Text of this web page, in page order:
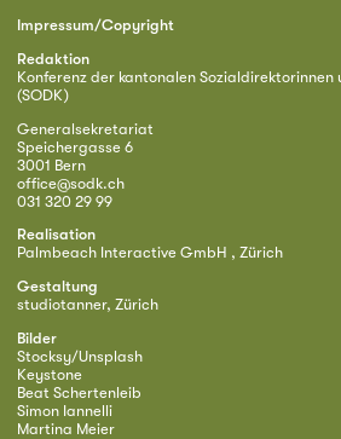
Impressum/Copyright
Redaktion
Konferenz der kantonalen Sozialdirektorinnen
(SODK)
Generalsekretariat
Speichergasse 6
3001 Bern
office@sodk.ch
031 320 29 99
Realisation
Palmbeach Interactive GmbH , Zürich
Gestaltung
studiotanner, Zürich
Bilder
Stocksy/Unsplash
Keystone
Beat Schertenleib
Simon Iannelli
Martina Meier